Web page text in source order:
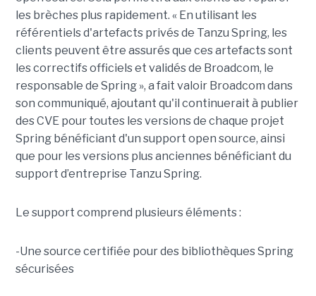
les brèches plus rapidement. « En utilisant les
référentiels d'artefacts privés de Tanzu Spring, les
clients peuvent être assurés que ces artefacts sont
les correctifs officiels et validés de Broadcom, le
responsable de Spring », a fait valoir Broadcom dans
son communiqué, ajoutant qu'il continuerait à publier
des CVE pour toutes les versions de chaque projet
Spring bénéficiant d'un support open source, ainsi
que pour les versions plus anciennes bénéficiant du
support d’entreprise Tanzu Spring.
Le support comprend plusieurs éléments :
-Une source certifiée pour des bibliothèques Spring
sécurisées